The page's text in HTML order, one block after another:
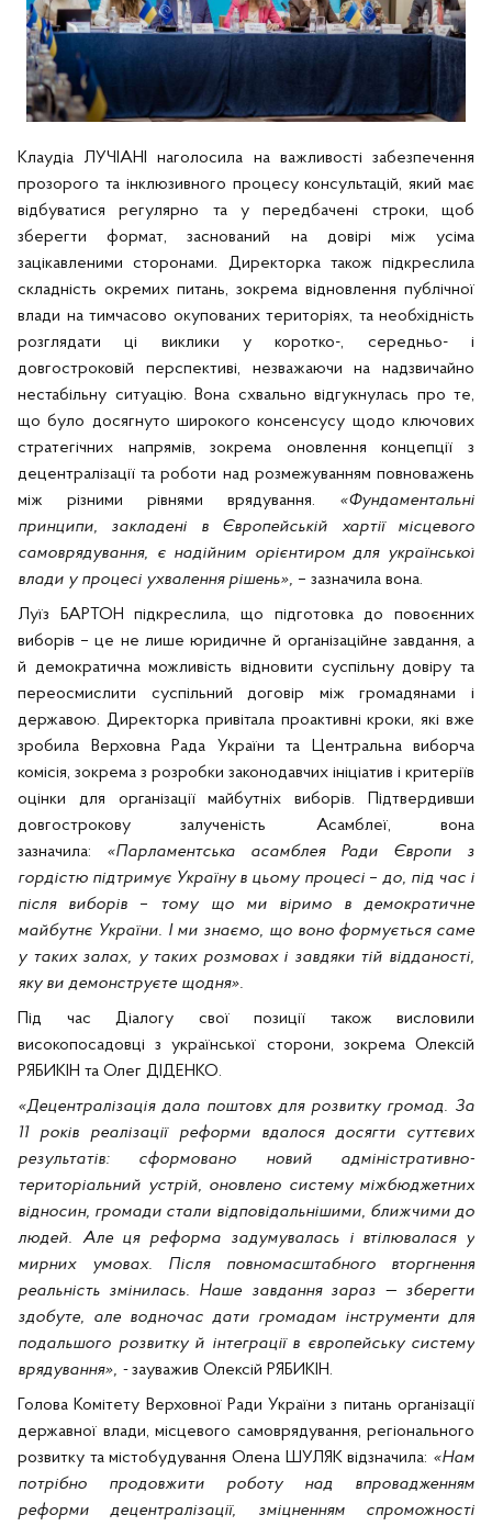
Клаудіа ЛУЧІАНІ наголосила на важливості забезпечення
прозорого та інклюзивного процесу консультацій, який має
відбуватися регулярно та у передбачені строки, щоб
зберегти формат, заснований на довірі між усіма
зацікавленими сторонами. Директорка також підкреслила
складність окремих питань, зокрема відновлення публічної
влади на тимчасово окупованих територіях, та необхідність
розглядати ці виклики у коротко-, середньо- і
довгостроковій перспективі, незважаючи на надзвичайно
нестабільну ситуацію. Вона схвально відгукнулась про те,
що було досягнуто широкого консенсусу щодо ключових
стратегічних напрямів, зокрема оновлення концепції з
децентралізації та роботи над розмежуванням повноважень
між різними рівнями врядування. «Фундаментальні
принципи, закладені в Європейській хартії місцевого
самоврядування, є надійним орієнтиром для української
влади у процесі ухвалення рішень», – зазначила вона.
Луїз БАРТОН підкреслила, що підготовка до повоєнних
виборів – це не лише юридичне й організаційне завдання, а
й демократична можливість відновити суспільну довіру та
переосмислити суспільний договір між громадянами і
державою. Директорка привітала проактивні кроки, які вже
зробила Верховна Рада України та Центральна виборча
комісія, зокрема з розробки законодавчих ініціатив і критеріїв
оцінки для організації майбутніх виборів. Підтвердивши
довгострокову залученість Асамблеї, вона
зазначила: «Парламентська асамблея Ради Європи з
гордістю підтримує Україну в цьому процесі – до, під час і
після виборів – тому що ми віримо в демократичне
майбутнє України. І ми знаємо, що воно формується саме
у таких залах, у таких розмовах і завдяки тій відданості,
яку ви демонструєте щодня».
Під час Діалогу свої позиції також висловили
високопосадовці з української сторони, зокрема Олексій
РЯБИКІН та Олег ДІДЕНКО.
«Децентралізація дала поштовх для розвитку громад. За
11 років реалізації реформи вдалося досягти суттєвих
результатів: сформовано новий адміністративно-
територіальний устрій, оновлено систему міжбюджетних
відносин, громади стали відповідальнішими, ближчими до
людей. Але ця реформа задумувалась і втілювалася у
мирних умовах. Після повномасштабного вторгнення
реальність змінилась. Наше завдання зараз — зберегти
здобуте, але водночас дати громадам інструменти для
подальшого розвитку й інтеграції в європейську систему
врядування», -зауважив Олексій РЯБИКІН.
Голова Комітету Верховної Ради України з питань організації
державної влади, місцевого самоврядування, регіонального
розвитку та містобудування Олена ШУЛЯК відзначила: «Нам
потрібно продовжити роботу над впровадженням
реформи децентралізації, зміцненням спроможності